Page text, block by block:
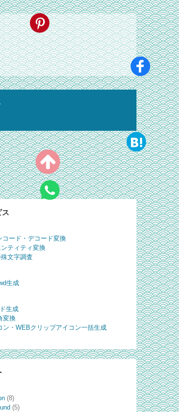
ス
コード・デコード変換
ンティティ変換
文字調査
生成
生成
変換
ン・WEBクリップアイコン一括生成
(8)
(5)